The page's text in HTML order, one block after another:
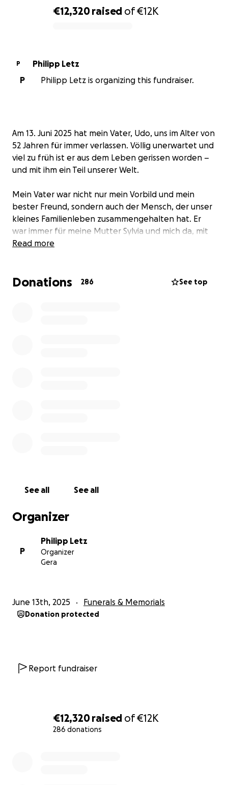
€12,320raised of€12K
286 donations
€12,320raised of€12K
P
Philipp Letz
P
Philipp Letz is organizing this fundraiser.
Am 13. Juni 2025 hat mein Vater, Udo, uns im Alter von
52 Jahren für immer verlassen. Völlig unerwartet und
viel zu früh ist er aus dem Leben gerissen worden –
und mit ihm ein Teil unserer Welt.
Mein Vater war nicht nur mein Vorbild und mein
bester Freund, sondern auch der Mensch, der unser
kleines Familienleben zusammengehalten hat. Er
war immer für meine Mutter Sylvia und mich da, mit
Wärme, Humor und Liebe. Jetzt stehen wir plötzlich
Read more
Donations 286 See top
See all See all
Organizer
P
Philipp Letz
Organizer
Gera
June 13th, 2025 Funerals & Memorials
Donation protected
Report fundraiser